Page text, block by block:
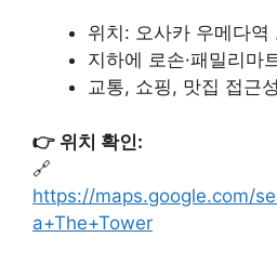
위치: 오사카 우메다역
지하에 로손·패밀리마
교통, 쇼핑, 맛집 접근
👉 위치 확인:
🔗
https://maps.google.com/
a+The+Tower